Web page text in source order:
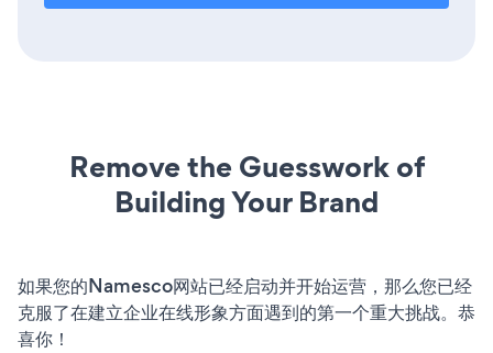
Remove the Guesswork of
Building Your Brand
如果您的Namesco网站已经启动并开始运营，那么您已经
克服了在建立企业在线形象方面遇到的第一个重大挑战。恭
喜你！